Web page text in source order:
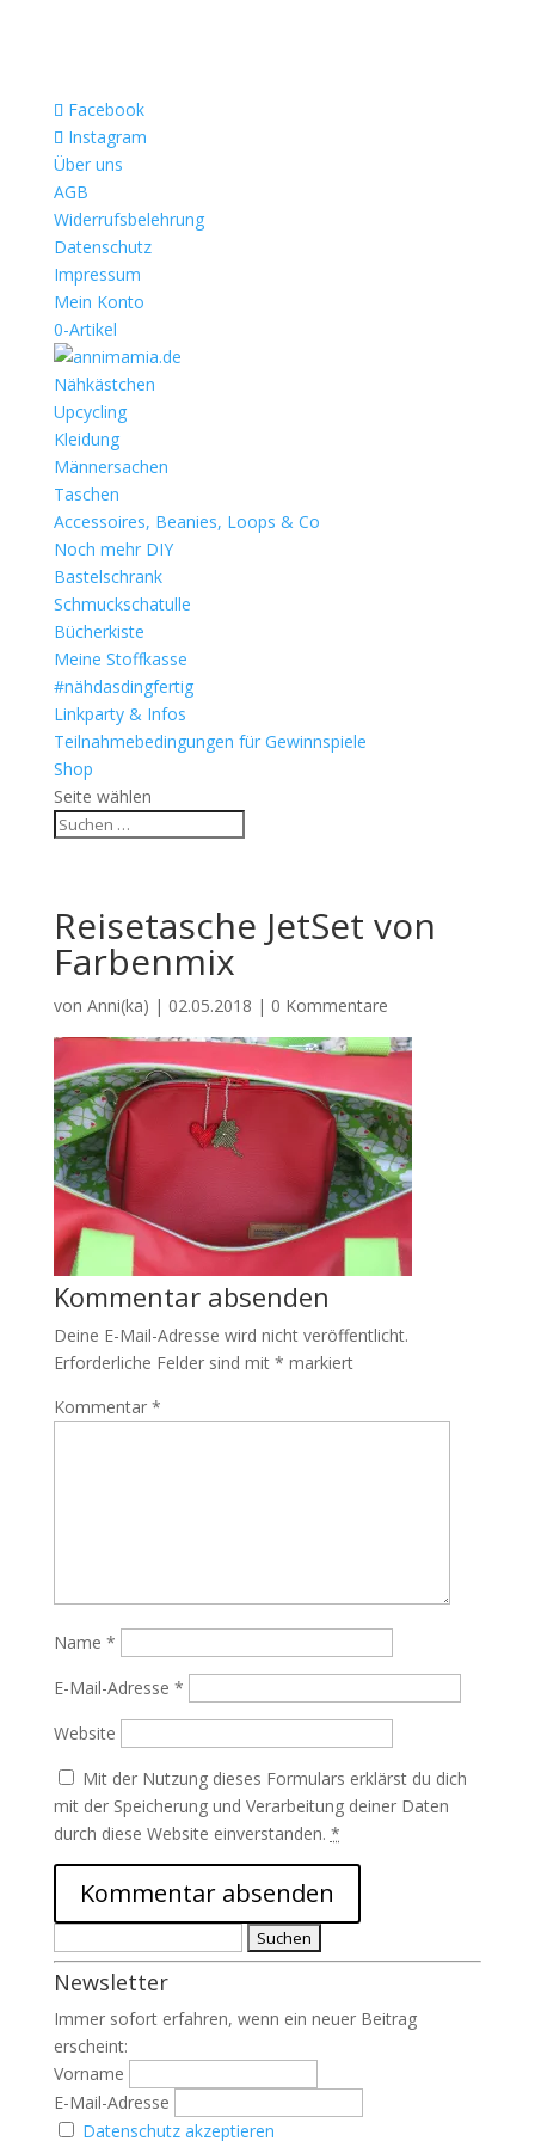
Facebook
Instagram
Über uns
AGB
Widerrufsbelehrung
Datenschutz
Impressum
Mein Konto
0-Artikel
Nähkästchen
Upcycling
Kleidung
Männersachen
Taschen
Accessoires, Beanies, Loops & Co
Noch mehr DIY
Bastelschrank
Schmuckschatulle
Bücherkiste
Meine Stoffkasse
#nähdasdingfertig
Linkparty & Infos
Teilnahmebedingungen für Gewinnspiele
Shop
Seite wählen
Reisetasche JetSet von
Farbenmix
von Anni(ka) | 02.05.2018 | 0 Kommentare
Kommentar absenden
Deine E-Mail-Adresse wird nicht veröffentlicht.
Erforderliche Felder sind mit * markiert
Kommentar *
Name *
E-Mail-Adresse *
Website
Mit der Nutzung dieses Formulars erklärst du dich
mit der Speicherung und Verarbeitung deiner Daten
durch diese Website einverstanden. *
nach:
Newsletter
Immer sofort erfahren, wenn ein neuer Beitrag
erscheint:
Vorname
E-Mail-Adresse
Datenschutz akzeptieren